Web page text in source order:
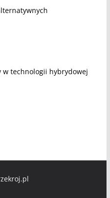
w technologii hybrydowej